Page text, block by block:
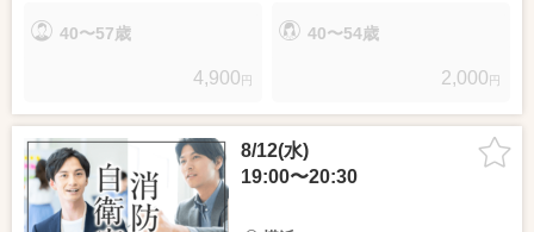
40〜57歳
4,900 円
40〜54歳
2,000 円
8/12(水)
19:00〜20:30